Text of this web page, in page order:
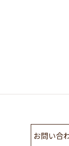
お問い合